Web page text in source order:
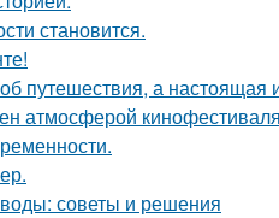
становится.
путешествия, а настоящая
атмосферой
советы и решения